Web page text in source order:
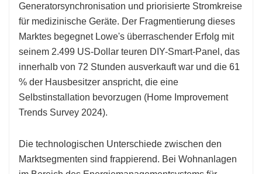
Generatorsynchronisation und priorisierte Stromkreise
für medizinische Geräte. Der Fragmentierung dieses
Marktes begegnet Lowe's überraschender Erfolg mit
seinem 2.499 US-Dollar teuren DIY-Smart-Panel, das
innerhalb von 72 Stunden ausverkauft war und die 61
% der Hausbesitzer anspricht, die eine
Selbstinstallation bevorzugen (Home Improvement
Trends Survey 2024).
Die technologischen Unterschiede zwischen den
Marktsegmenten sind frappierend. Bei Wohnanlagen